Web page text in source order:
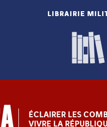
LIBRAIRIE
ÉCLAIRER LES
VIVRE LA